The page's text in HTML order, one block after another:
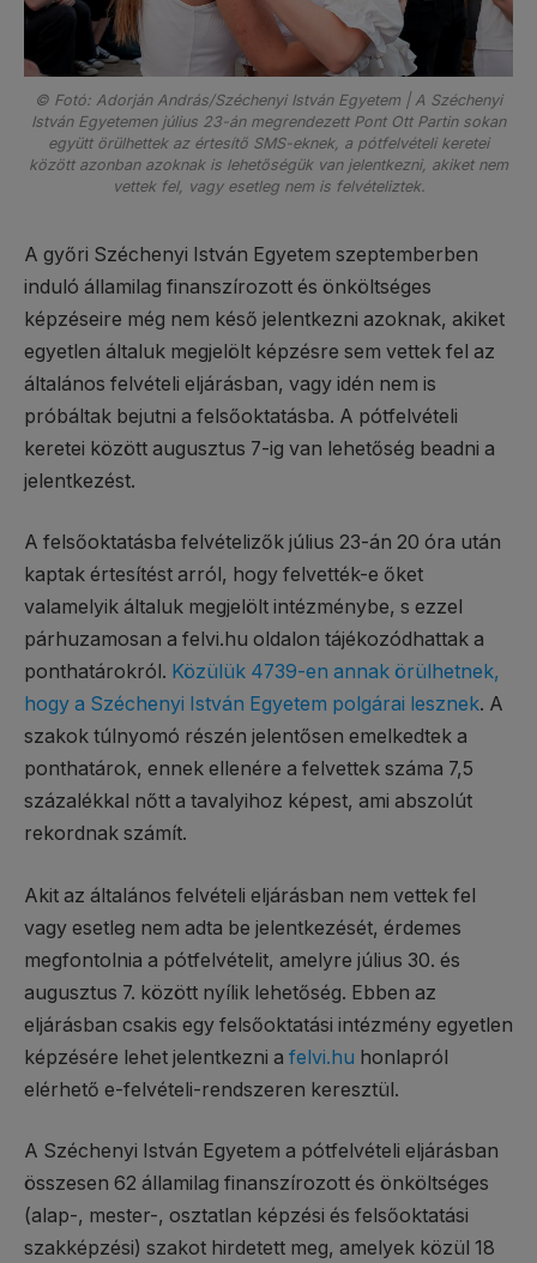
© Fotó: Adorján András/Széchenyi István Egyetem | A Széchenyi
István Egyetemen július 23-án megrendezett Pont Ott Partin sokan
együtt örülhettek az értesítő SMS-eknek, a pótfelvételi keretei
között azonban azoknak is lehetőségük van jelentkezni, akiket nem
vettek fel, vagy esetleg nem is felvételiztek.
A győri Széchenyi István Egyetem szeptemberben
induló államilag finanszírozott és önköltséges
képzéseire még nem késő jelentkezni azoknak, akiket
egyetlen általuk megjelölt képzésre sem vettek fel az
általános felvételi eljárásban, vagy idén nem is
próbáltak bejutni a felsőoktatásba. A pótfelvételi
keretei között augusztus 7-ig van lehetőség beadni a
jelentkezést.
A felsőoktatásba felvételizők július 23-án 20 óra után
kaptak értesítést arról, hogy felvették-e őket
valamelyik általuk megjelölt intézménybe, s ezzel
párhuzamosan a felvi.hu oldalon tájékozódhattak a
ponthatárokról. Közülük 4739-en annak örülhetnek,
hogy a Széchenyi István Egyetem polgárai lesznek. A
szakok túlnyomó részén jelentősen emelkedtek a
ponthatárok, ennek ellenére a felvettek száma 7,5
százalékkal nőtt a tavalyihoz képest, ami abszolút
rekordnak számít.
Akit az általános felvételi eljárásban nem vettek fel
vagy esetleg nem adta be jelentkezését, érdemes
megfontolnia a pótfelvételit, amelyre július 30. és
augusztus 7. között nyílik lehetőség. Ebben az
eljárásban csakis egy felsőoktatási intézmény egyetlen
képzésére lehet jelentkezni a felvi.hu honlapról
elérhető e-felvételi-rendszeren keresztül.
A Széchenyi István Egyetem a pótfelvételi eljárásban
összesen 62 államilag finanszírozott és önköltséges
(alap-, mester-, osztatlan képzési és felsőoktatási
szakképzési) szakot hirdetett meg, amelyek közül 18